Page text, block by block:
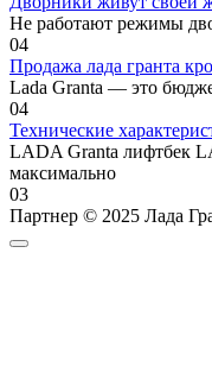
Не работают режимы
04
Продажа лада гранта
Lada Granta — это
04
Технические
LADA Granta лифтбек
максимально
03
Партнер © 2025 Лада